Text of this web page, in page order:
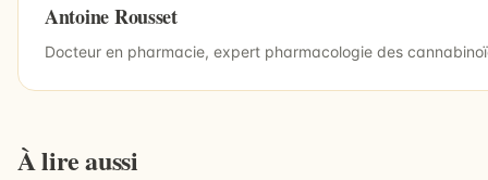
Antoine Rousset
Docteur en pharmacie, expert pharmacologie des
À lire aussi